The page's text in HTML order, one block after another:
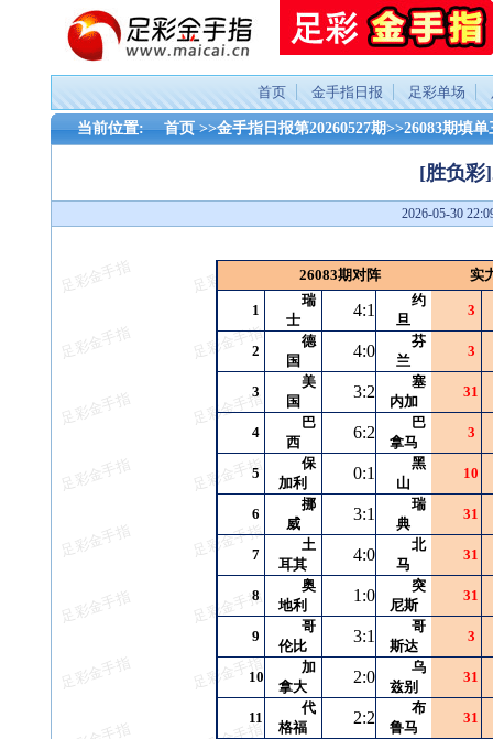
首页 金手指日报 足彩单场
当前位置: 首页 >>金手指日报第20260527期>>26083期填
[胜负彩
2026-05-30
26083期对阵 实
1
瑞
士
4:1
约
旦
3
2
德
国
4:0
芬
兰
3
3
美
国
3:2
塞
内加
31
4
巴
西
6:2
巴
拿马
3
5
保
加利
0:1
黑
山
10
6
挪
威
3:1
瑞
典
31
7
土
耳其
4:0
北
马
31
8
奥
地利
1:0
突
尼斯
31
9
哥
伦比
3:1
哥
斯达
3
10
加
拿大
2:0
乌
兹别
31
11
代
格福
2:2
布
鲁马
31